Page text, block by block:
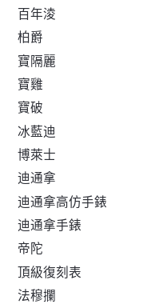
百年淩
柏爵
寶隔麗
寶雞
寶破
冰藍迪
博萊士
迪通拿
迪通拿高仿手錶
迪通拿手錶
帝陀
頂級復刻表
法穆攔